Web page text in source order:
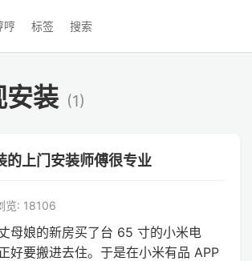
哼 标签 搜索
安装 (1)
的上门安装师傅很专业
览: 18106
母娘的新房买了台 65 寸的小米电
好要搬进去住。于是在小米有品 APP